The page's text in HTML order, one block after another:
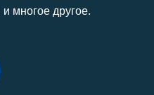
многое другое.